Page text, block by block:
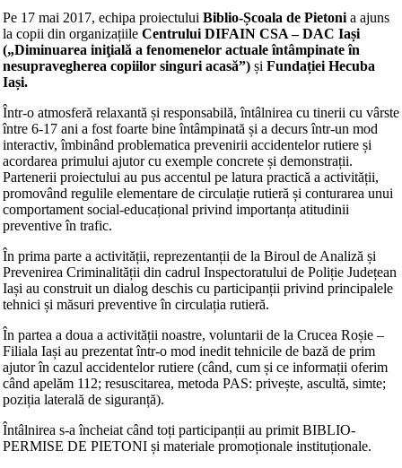
Pe 17 mai 2017, echipa proiectului Biblio-Școala de Pietoni a ajuns
la copii din organizațiile Centrului DIFAIN CSA –DAC Iași
(„Diminuarea iniţială a fenomenelor actuale întâmpinate în
nesupravegherea copiilor singuri acasă”) și Fundației Hecuba
Iași.
Într-o atmosferă relaxantă și responsabilă, întâlnirea cu tinerii cu vârste
între 6-17 ani a fost foarte bine întâmpinată și a decurs într-un mod
interactiv, îmbinând problematica prevenirii accidentelor rutiere și
acordarea primului ajutor cu exemple concrete și demonstrații.
Partenerii proiectului au pus accentul pe latura practică a activității,
promovând regulile elementare de circulație rutieră și conturarea unui
comportament social-educațional privind importanța atitudinii
preventive în trafic.
În prima parte a activității, reprezentanții de la Biroul de Analiză și
Prevenirea Criminalității din cadrul Inspectoratului de Poliție Județean
Iași au construit un dialog deschis cu participanții privind principalele
tehnici și măsuri preventive în circulația rutieră.
În partea a doua a activității noastre, voluntarii de la Crucea Roșie –
Filiala Iași au prezentat într-o mod inedit tehnicile de bază de prim
ajutor în cazul accidentelor rutiere (când, cum și ce informații oferim
când apelăm 112; resuscitarea, metoda PAS: privește, ascultă, simte;
poziția laterală de siguranță).
Întâlnirea s-a încheiat când toți participanții au primit BIBLIO-
PERMISE DE PIETONI și materiale promoționale instituționale.